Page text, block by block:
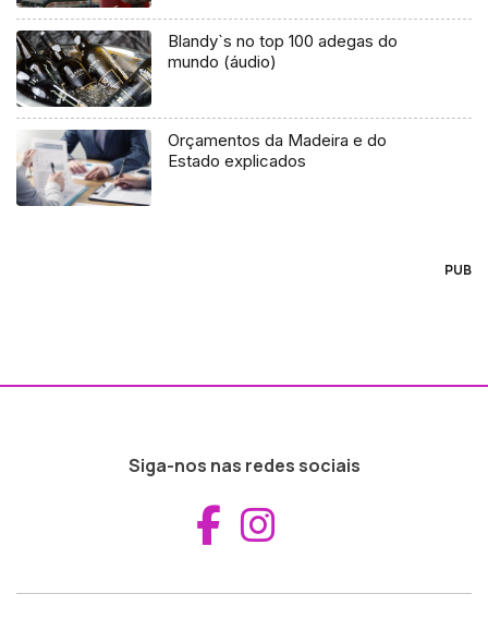
Blandy`s no top 100 adegas do
mundo (áudio)
Orçamentos da Madeira e do
Estado explicados
PUB
Siga-nos nas redes sociais
Aceder ao